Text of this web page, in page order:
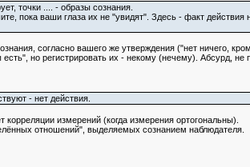
точки .... - образы сознания.
пока ваши глаза их не "увидят". Здесь - факт
согласно вашего же утверждения ("нет ничего,
но регистрировать их - некому (нечему). Абсурд,
- нет действия.
измерений (когда измерения ортогональны).
отношений", выделяемых сознанием наблюдателя.